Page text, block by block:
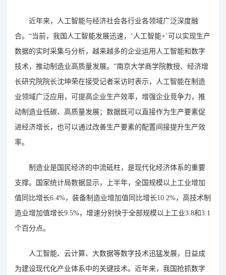
近年来，人工智能与经济社会各行业各领域广泛深度融
合。“当前，我国人工智能发展迅速，‘人工智能+’可以实现生产
数据的实时采集与分析，越来越多的企业运用人工智能和数字
技术，推动制造业高质量发展。”南京大学商学院教授、经济增
长研究院院长沈坤荣在接受记者采访时表示，人工智能在制造
业领域广泛应用，可提高企业生产效率，增强企业竞争力，推
动制造业低碳、高质量发展；数据既可以直接作为生产要素促
进经济增长，也可以通过改善生产要素的配置间接提升生产效
率。
制造业是国民经济的中流砥柱，是现代化经济体系的重要
支撑。国家统计局数据显示，上半年，全国规模以上工业增加
值同比增长6.4%，装备制造业增加值同比增长10.2%，高技术制
造业增加值增长9.5%，增速分别快于全部规模以上工业3.8和3.1
个百分点。
人工智能、云计算、大数据等数字技术迅猛发展，日益成
为建设现代化产业体系中的关键技术。近年来，我国抢抓数字